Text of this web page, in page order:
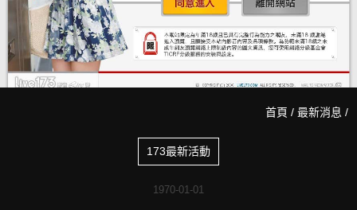
首頁 / 最新消息 /
173最新活動
1970-01-01